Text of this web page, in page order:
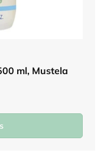
ml, Mustela